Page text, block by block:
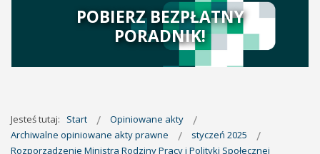
POBIERZ BEZPŁATNY
PORADNIK!
Jesteś tutaj: Start
Opiniowane akty
Archiwalne opiniowane akty prawne
styczeń 2025
Rozporządzenie Ministra Rodziny Pracy i Polityki Społecznej